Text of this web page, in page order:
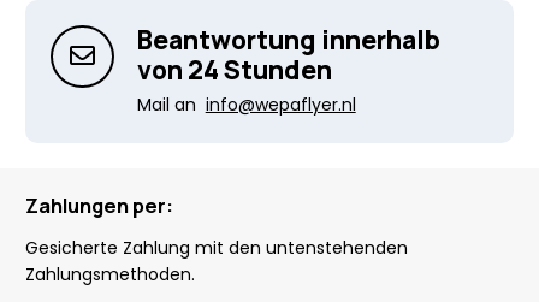
Beantwortung innerhalb
von 24 Stunden
Mail an info@wepaflyer.nl
Zahlungen per:
Gesicherte Zahlung mit den untenstehenden
Zahlungsmethoden.